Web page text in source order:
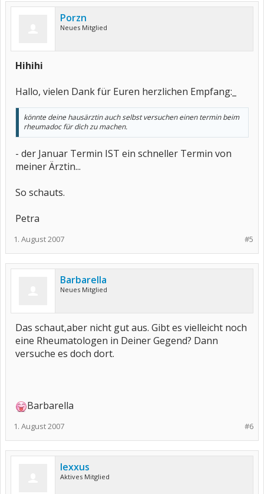
Porzn
Neues Mitglied
Hihihi
Hallo, vielen Dank für Euren herzlichen Empfang:_
könnte deine hausärztin auch selbst versuchen einen termin beim
rheumadoc für dich zu machen.
- der Januar Termin IST ein schneller Termin von
meiner Ärztin...
So schauts.
Petra
#5
1. August 2007
Barbarella
Neues Mitglied
Das schaut,aber nicht gut aus. Gibt es vielleicht noch
eine Rheumatologen in Deiner Gegend? Dann
versuche es doch dort.
Barbarella
#6
1. August 2007
lexxus
Aktives Mitglied